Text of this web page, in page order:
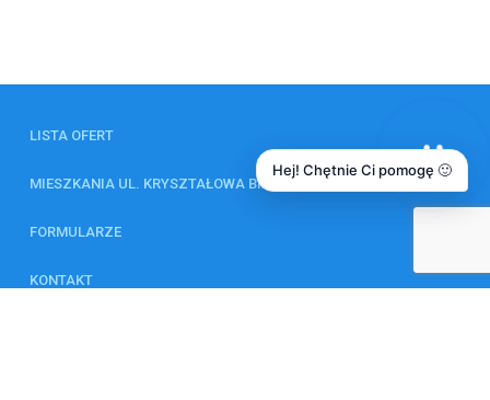
LISTA OFERT
MIESZKANIA UL. KRYSZTAŁOWA BIAŁYSTOK
FORMULARZE
KONTAKT
Hej! Chętnie Ci pomogę 🙂